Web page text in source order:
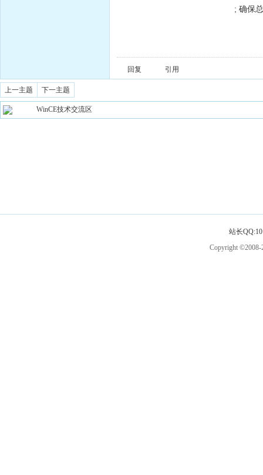
; 确保总内存覆盖
回复 引用
上一主题 下一主题
WinCE技术交流区
站长
Copyright